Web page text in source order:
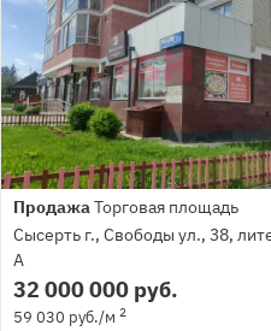
Продажа Торговая площадь
Сысерть г., Свободы ул., 38,
А
32 000 000 руб.
59 030 руб./м 2